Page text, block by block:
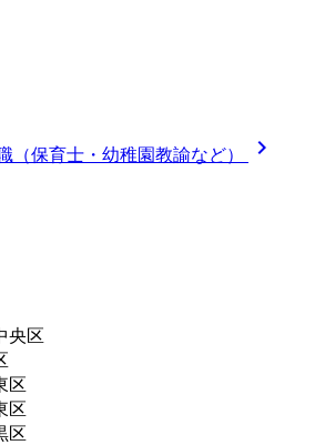
（保育士・幼稚園教諭など） 
央区
区
区
区